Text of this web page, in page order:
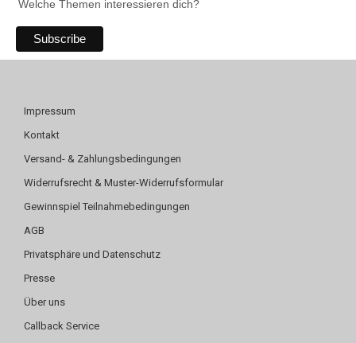
Welche Themen interessieren dich?
Impressum
Kontakt
Versand- & Zahlungsbedingungen
Widerrufsrecht & Muster-Widerrufsformular
Gewinnspiel Teilnahmebedingungen
AGB
Privatsphäre und Datenschutz
Presse
Über uns
Callback Service